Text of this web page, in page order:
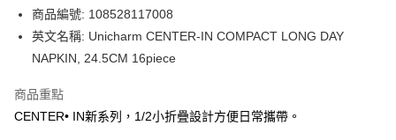
BoC Pay
送貨方式
每筆HK$65.00，滿HK$300.00或以上免運費
商品編號: 108528117008
英文名稱: Unicharm CENTER-IN COMPACT LONG DAY
NAPKIN, 24.5CM 16piece
商品重點
CENTER• IN新系列，1/2小折疊設計方便日常攜帶。